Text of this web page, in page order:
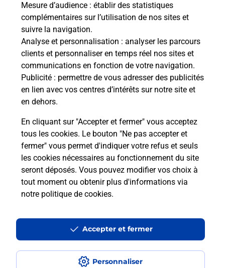
Mesure d’audience : établir des statistiques
complémentaires sur l’utilisation de nos sites et
suivre la navigation.
Analyse et personnalisation : analyser les parcours
clients et personnaliser en temps réel nos sites et
communications en fonction de votre navigation.
Publicité : permettre de vous adresser des publicités
en lien avec vos centres d’intérêts sur notre site et
en dehors.
En cliquant sur "Accepter et fermer" vous acceptez
tous les cookies. Le bouton "Ne pas accepter et
fermer" vous permet d'indiquer votre refus et seuls
les cookies nécessaires au fonctionnement du site
seront déposés. Vous pouvez modifier vos choix à
tout moment ou obtenir plus d'informations via
notre politique de cookies.
Personnaliser
Accepter et fermer
Foire aux questions
Quel âge minimum faut-il pour
passer le permis bateau ?
Combien coûte le code bateau ?
Combien de temps est valable le
code bateau ?
Peut-on passer le permis bateau
avec le CPF ?
STRASBOURG EINSTEIN
Code Bateau